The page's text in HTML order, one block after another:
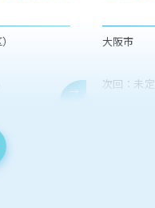
大阪市
次回：未定